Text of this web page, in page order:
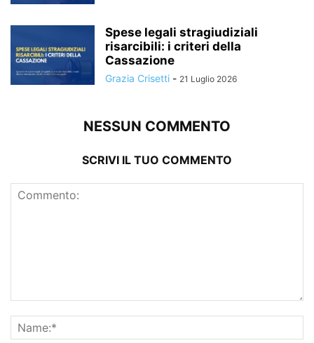
Spese legali stragiudiziali
risarcibili: i criteri della
Cassazione
Grazia Crisetti - 21 Luglio 2026
NESSUN COMMENTO
SCRIVI IL TUO COMMENTO